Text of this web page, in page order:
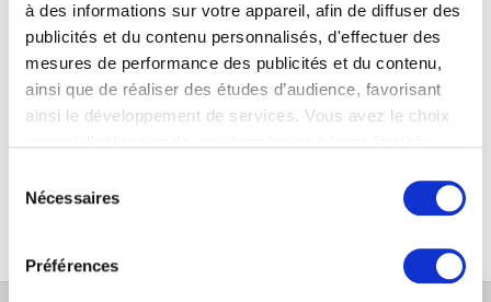
à des informations sur votre appareil, afin de diffuser des
publicités et du contenu personnalisés, d'effectuer des
mesures de performance des publicités et du contenu,
ainsi que de réaliser des études d’audience, favorisant
ainsi le développement de services. Vous avez le choix
tout moment en consultant la Déclaration relative aux
cookies ou en cliquant sur l'icône de confidentialité.
Si vous le permettez, nous aimerions également :
Nécessaires
Préférences
Achterveld (Pays-Bas) 1946
Van Beurden Alfons
Anvers 1854 - 1938
van Beyeren Abraham
La Haye (Pays-Bas) 1620/21 - Overschie / Rotterdam (Pays-Bas) 1690
Anvers 1897 - 1970
Nicolaes van Veerendael